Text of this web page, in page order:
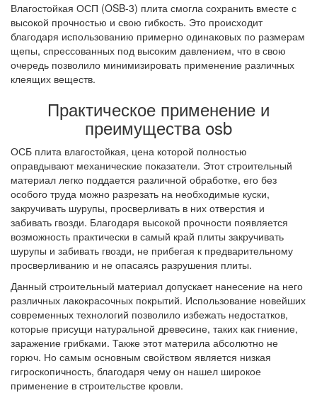
Влагостойкая ОСП (OSB-3) плита смогла сохранить вместе с
высокой прочностью и свою гибкость. Это происходит
благодаря использованию примерно одинаковых по размерам
щепы, спрессованных под высоким давлением, что в свою
очередь позволило минимизировать применение различных
клеящих веществ.
Практическое применение и
преимущества osb
ОСБ плита влагостойкая, цена которой полностью
оправдывают механические показатели. Этот строительный
материал легко поддается различной обработке, его без
особого труда можно разрезать на необходимые куски,
закручивать шурупы, просверливать в них отверстия и
забивать гвозди. Благодаря высокой прочности появляется
возможность практически в самый край плиты закручивать
шурупы и забивать гвозди, не прибегая к предварительному
просверливанию и не опасаясь разрушения плиты.
Данный строительный материал допускает нанесение на него
различных лакокрасочных покрытий. Использование новейших
современных технологий позволило избежать недостатков,
которые присущи натуральной древесине, таких как гниение,
заражение грибками. Также этот материла абсолютно не
горюч. Но самым основным свойством является низкая
гигроскопичность, благодаря чему он нашел широкое
применение в строительстве кровли.